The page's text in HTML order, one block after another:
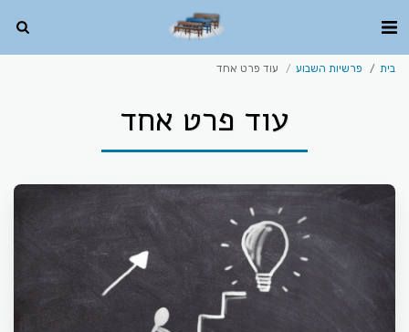
בית פרשיות השבוע עוד פרט אחד
עוד פרט אחד